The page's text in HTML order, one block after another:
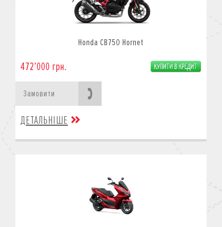
Honda CB750 Hornet
472’000 грн.
Замовити
ДЕТАЛЬНІШЕ